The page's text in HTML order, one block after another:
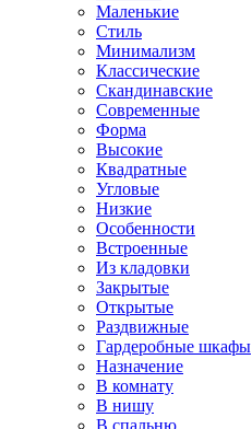
Маленькие
Стиль
Минимализм
Классические
Скандинавские
Современные
Форма
Высокие
Квадратные
Угловые
Низкие
Особенности
Встроенные
Из кладовки
Закрытые
Открытые
Раздвижные
Гардеробные шкафы
Назначение
В комнату
В нишу
В спальню